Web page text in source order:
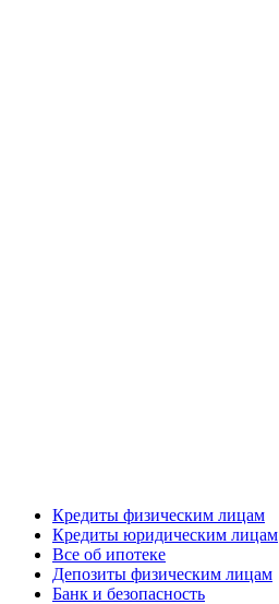
Кредиты физическим лицам
Кредиты юридическим лицам
Все об ипотеке
Депозиты физическим лицам
Банк и безопасность